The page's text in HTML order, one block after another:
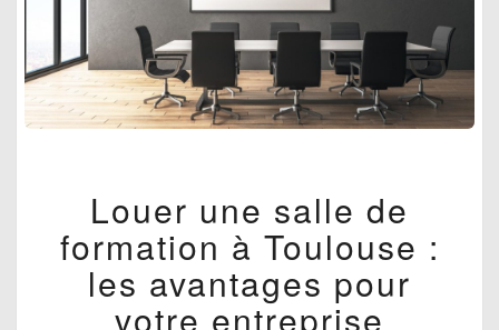
UNE
SALLE
DE
À
TOULOUSE
Louer une salle de
formation à Toulouse :
les avantages pour
votre entreprise